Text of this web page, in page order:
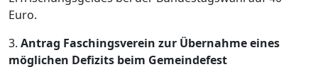
Euro.
3. Antrag Faschingsverein zur Übernahme eines
möglichen Defizits beim Gemeindefest